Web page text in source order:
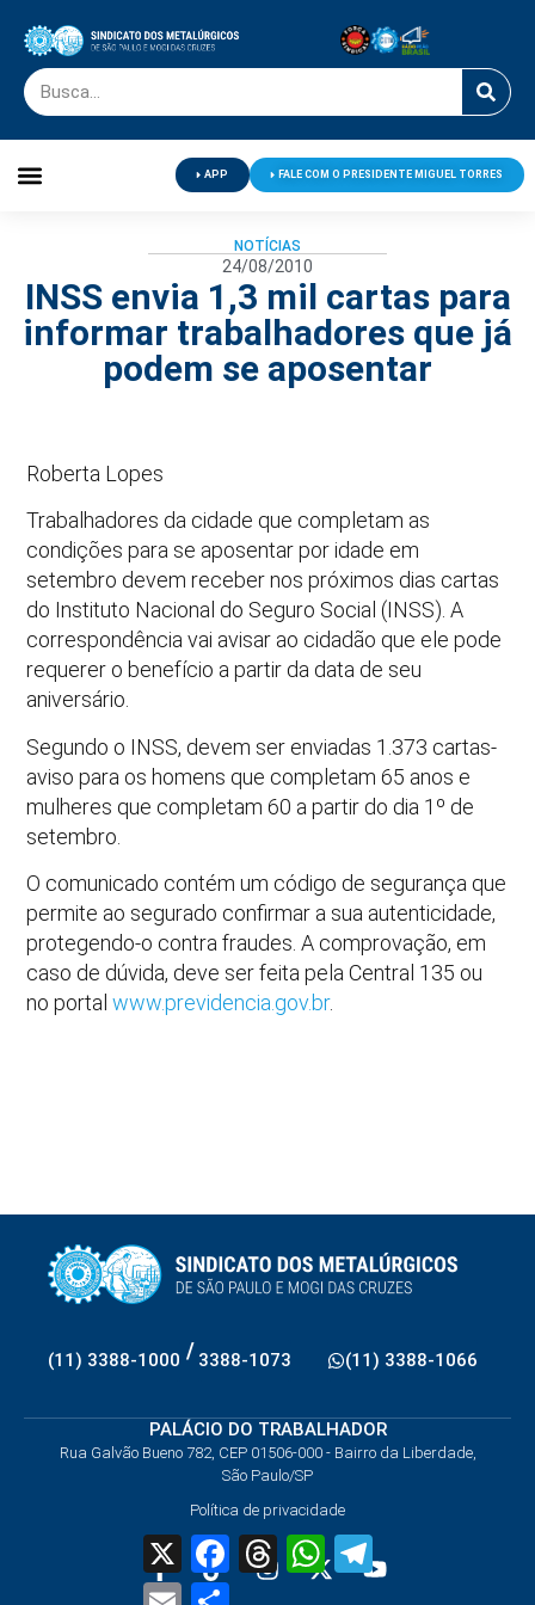
APP FALE COM O PRESIDENTE MIGUEL TORRES
NOTÍCIAS
24/08/2010
INSS envia 1,3 mil cartas para
informar trabalhadores que já
podem se aposentar
Roberta Lopes
Trabalhadores da cidade que completam as
condições para se aposentar por idade em
setembro devem receber nos próximos dias cartas
do Instituto Nacional do Seguro Social (INSS). A
correspondência vai avisar ao cidadão que ele pode
requerer o benefício a partir da data de seu
aniversário.
Segundo o INSS, devem ser enviadas 1.373 cartas-
aviso para os homens que completam 65 anos e
mulheres que completam 60 a partir do dia 1º de
setembro.
O comunicado contém um código de segurança que
permite ao segurado confirmar a sua autenticidade,
protegendo-o contra fraudes. A comprovação, em
caso de dúvida, deve ser feita pela Central 135 ou
no portalwww.previdencia.gov.br.
(11) 3388-1000 / 3388-1073 (11) 3388-1066
PALÁCIO DO TRABALHADOR
Rua Galvão Bueno 782, CEP 01506-000 - Bairro da Liberdade,
São Paulo/SP
Política de privacidade
X FacebookThreadsWhatsApp
Email